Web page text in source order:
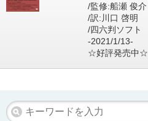
/監修:船瀬 俊介
/訳:川口 啓明
/四六判ソフト
-2021/1/13-
☆好評発売中☆